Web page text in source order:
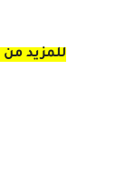
للمزيد